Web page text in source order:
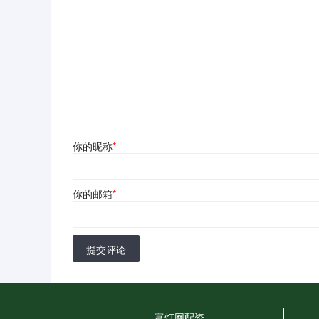
你的昵称*
你的邮箱*
提交评论